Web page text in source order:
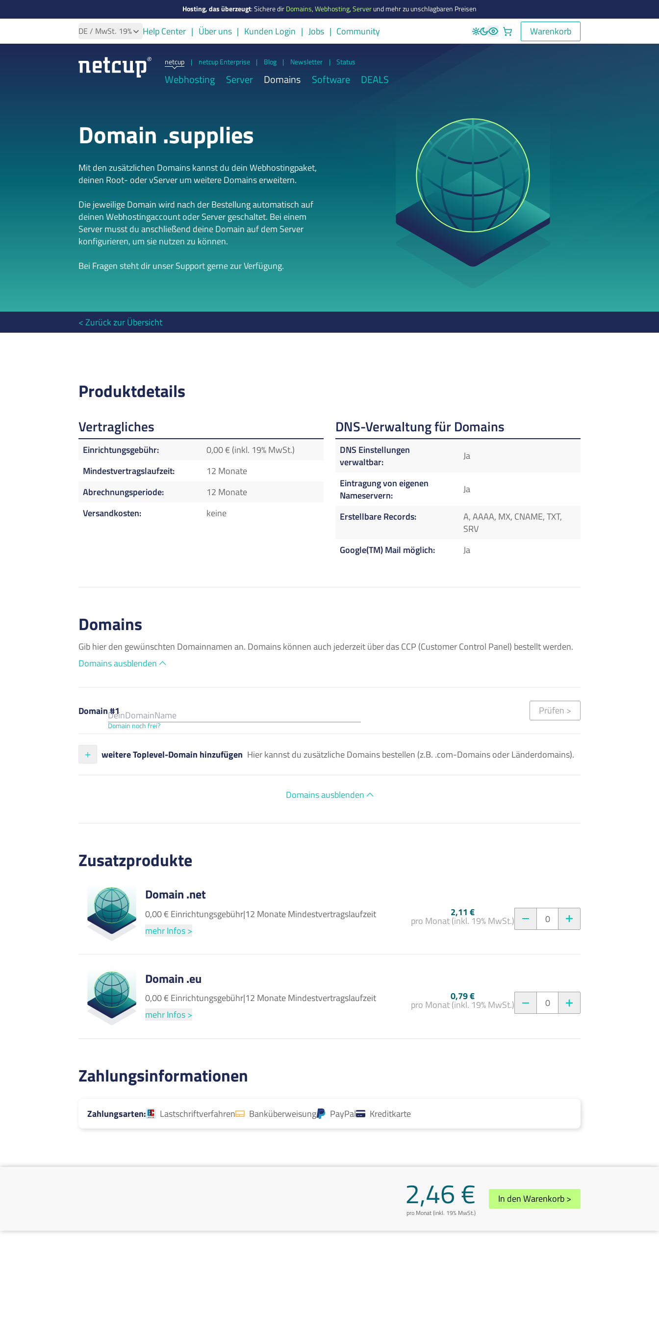
Hosting, das überzeugt:Sichere dirDomains,Webhosting,Serverund mehr zu unschlagbaren Preisen
DE / MwSt. 19% Help Center Über uns Kunden Login Jobs Community Warenkorb
Warenkorb
netcup | netcup Enterprise | Blog | Newsletter | Status
Webhosting Server Domains Software DEALS
Domain .supplies
Mit den zusätzlichen Domains kannst du dein Webhostingpaket,
deinen Root- oder vServer um weitere Domains erweitern.
Die jeweilige Domain wird nach der Bestellung automatisch auf
deinen Webhostingaccount oder Server geschaltet. Bei einem
Server musst du anschließend deine Domain auf dem Server
konfigurieren, um sie nutzen zu können.
Bei Fragen steht dir unser Support gerne zur Verfügung.
Zurück zur Übersicht
Produktdetails
Vertragliches
Einrichtungsgebühr
0,00 € (inkl. 19% MwSt.)
Mindestvertragslaufzeit
12 Monate
Abrechnungsperiode
12 Monate
Versandkosten
keine
DNS-Verwaltung für Domains
DNS Einstellungen
verwaltbar
Ja
Eintragung von eigenen
Nameservern
Ja
Erstellbare Records
A, AAAA, MX, CNAME, TXT,
SRV
Google(TM) Mail möglich
Ja
Domains
Gib hier den gewünschten Domainnamen an. Domains können auch jederzeit über das CCP (Customer Control Panel) bestellt werden.
Domains ausblenden
Domain #1
Domain noch frei?
Prüfen >
weitere Toplevel-Domain hinzufügen Hier kannst du zusätzliche Domains bestellen (z.B. .com-Domains oder Länderdomains).
Domains ausblenden
Zusatzprodukte
Domain .net
0,00 € Einrichtungsgebühr|12 Monate Mindestvertragslaufzeit
mehr Infos >
2,11 €
pro Monat (inkl. 19% MwSt.) 0
Domain .eu
0,00 € Einrichtungsgebühr|12 Monate Mindestvertragslaufzeit
mehr Infos >
0,79 €
pro Monat (inkl. 19% MwSt.) 0
Zahlungsinformationen
Zahlungsarten Lastschriftverfahren Banküberweisung PayPal Kreditkarte
2,46 €
pro Monat (inkl. 19% MwSt.)
In den Warenkorb >